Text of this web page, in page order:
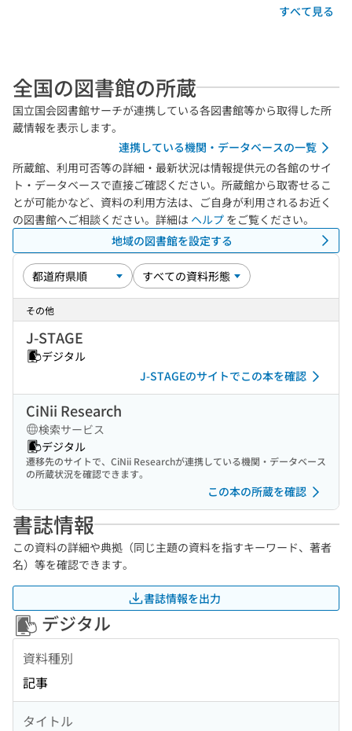
すべて見る
全国の図書館の所蔵
国立国会図書館サーチが連携している各図書館等から取得した所
蔵情報を表示します。
連携している機関・データベースの一覧
所蔵館、利用可否等の詳細・最新状況は情報提供元の各館のサイ
ト・データベースで直接ご確認ください。所蔵館から取寄せるこ
とが可能かなど、資料の利用方法は、ご自身が利用されるお近く
の図書館へご相談ください。詳細は ヘルプ をご覧ください。
地域の図書館を設定する
その他
J-STAGE
デジタル
J-STAGEのサイトでこの本を確認
CiNii Research
検索サービス
デジタル
遷移先のサイトで、CiNii Researchが連携している機関・データベース
の所蔵状況を確認できます。
この本の所蔵を確認
書誌情報
この資料の詳細や典拠（同じ主題の資料を指すキーワード、著者
名）等を確認できます。
書誌情報を出力
デジタル
資料種別
記事
タイトル